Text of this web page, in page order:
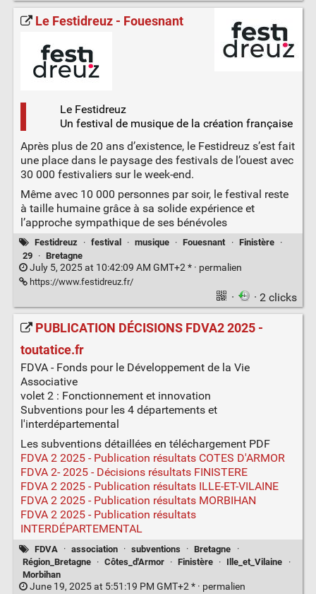
Le Festidreuz - Fouesnant
Le Festidreuz
Un festival de musique de la création française
Après plus de 20 ans d’existence, le Festidreuz s’est fait
une place dans le paysage des festivals de l’ouest avec
30 000 festivaliers sur le week-end.
Même avec 10 000 personnes par soir, le festival reste
à taille humaine grâce à sa solide expérience et
l’approche sympathique de ses bénévoles
Festidreuz · festival · musique · Fouesnant · Finistère
·
29
· Bretagne
July 5, 2025 at 10:42:09 AM GMT+2 * · permalien
https://www.festidreuz.fr/
· · 2 clicks
PUBLICATION DÉCISIONS FDVA2 2025 -
toutatice.fr
FDVA - Fonds pour le Développement de la Vie
Associative
volet 2 : Fonctionnement et innovation
Subventions pour les 4 départements et
l'interdépartemental
Les subventions détaillées en téléchargement PDF
FDVA 2 2025 - Publication résultats COTES D'ARMOR
FDVA 2- 2025 - Décisions résultats FINISTERE
FDVA 2 2025 - Publication résultats ILLE-ET-VILAINE
FDVA 2 2025 - Publication résultats MORBIHAN
FDVA 2 2025 - Publication résultats
INTERDÉPARTEMENTAL
FDVA · association · subventions · Bretagne
·
Région_Bretagne
· Côtes_d'Armor · Finistère · Ille_et_Vilaine
·
Morbihan
June 19, 2025 at 5:51:19 PM GMT+2 * · permalien